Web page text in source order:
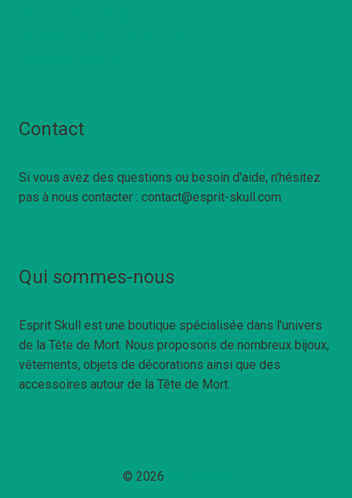
Contact
Si vous avez des questions ou besoin d'aide, n'hésitez
pas à nous contacter : contact@esprit-skull.com
Qui sommes-nous
Esprit Skull est une boutique spécialisée dans l'univers
de la Tête de Mort. Nous proposons de nombreux bijoux,
vêtements, objets de décorations ainsi que des
accessoires autour de la Tête de Mort.
© 2026